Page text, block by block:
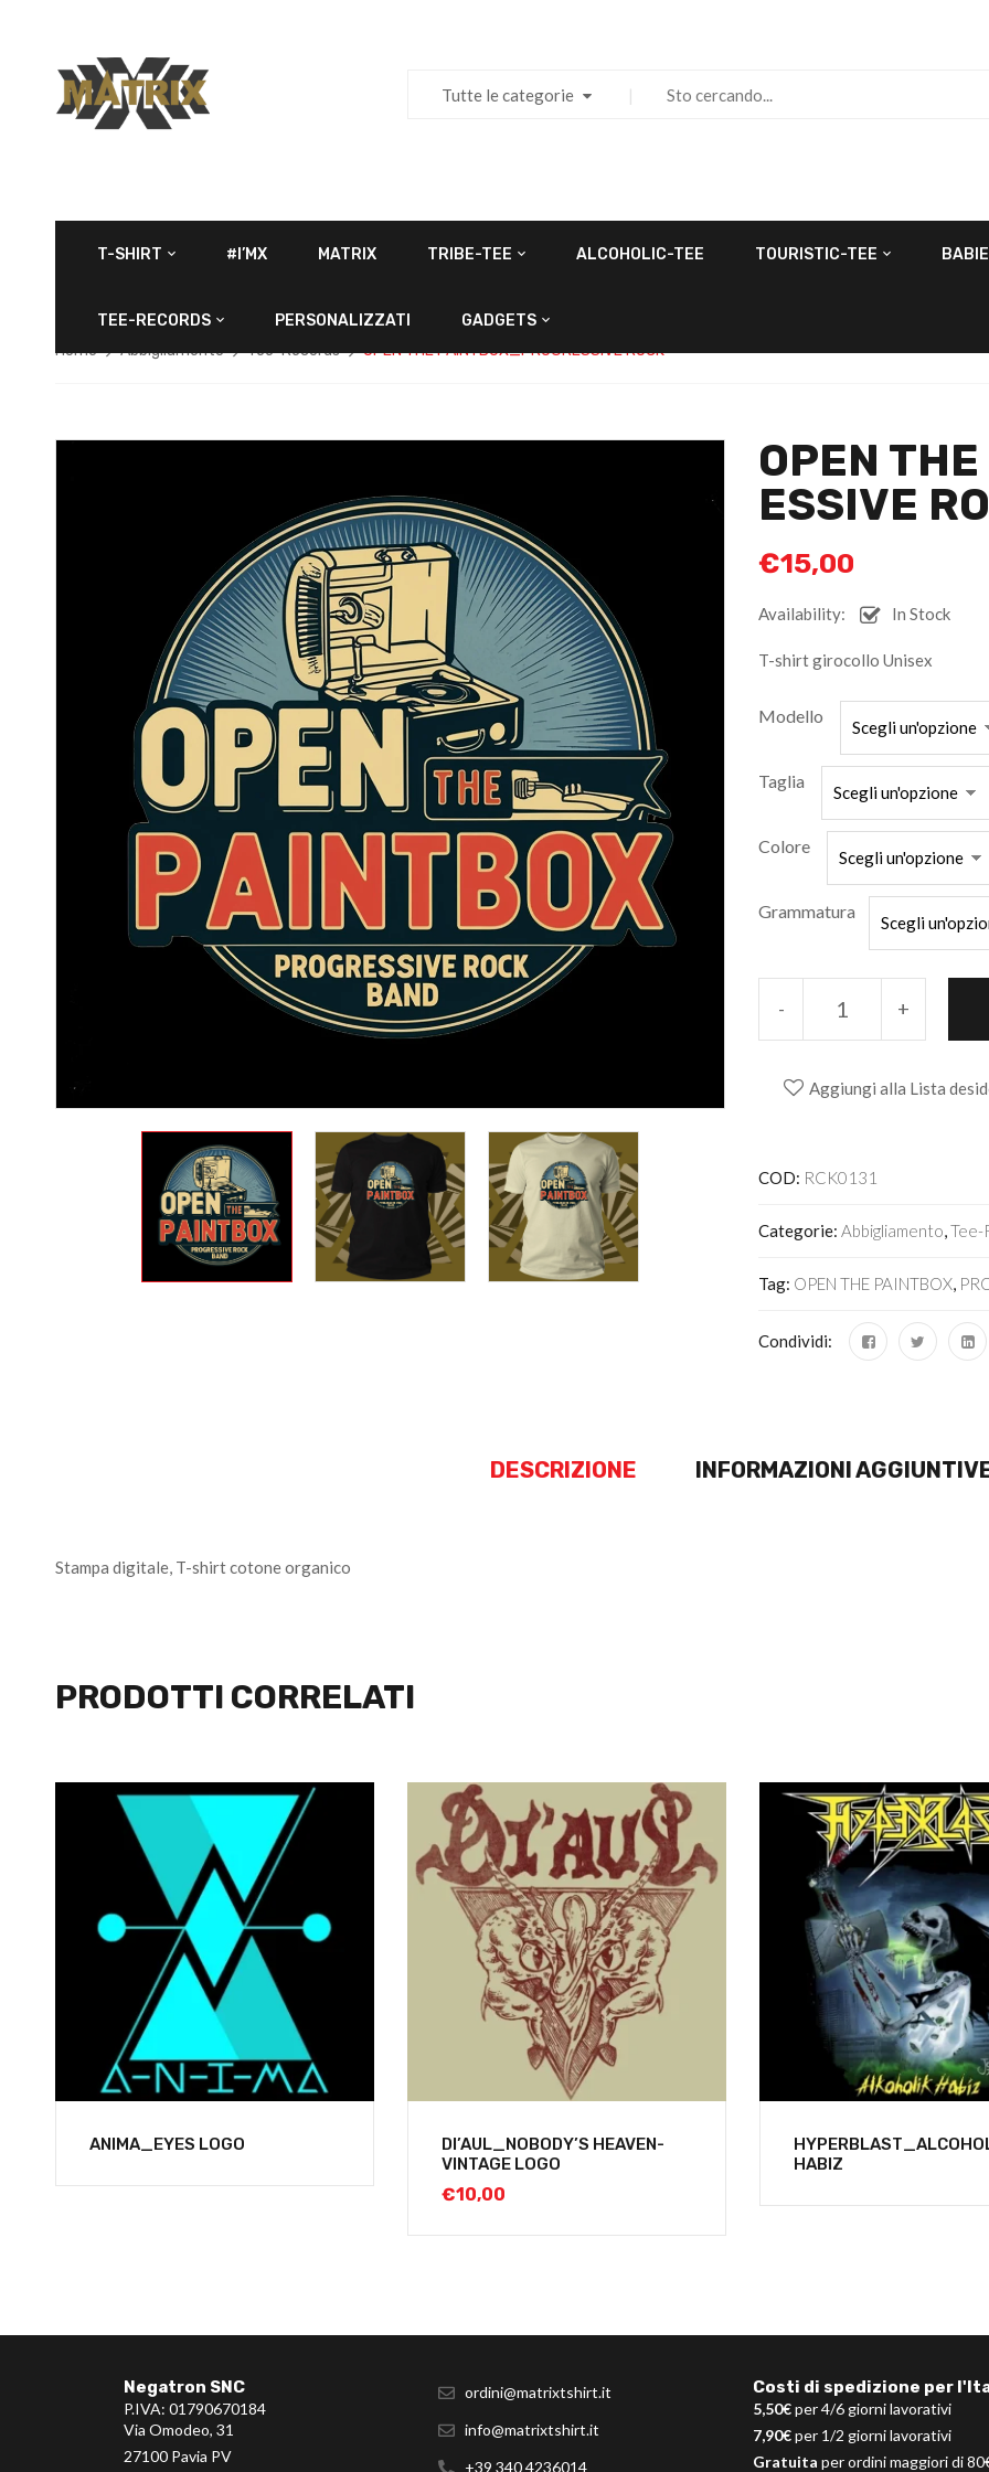
Tutte le categorie
T-SHIRT #I’MX MATRIX TRIBE-TEE ALCOHOLIC-TEE TOURISTIC-TEE
TEE-RECORDS PERSONALIZZATI
GADGETS
Home
Abbigliamento Tee-Records OPEN THE PAINTBOX_PROGRESSIVE ROCK
OPEN
ESSIVE
€15,00
Availability: In Stock
T-shirt girocollo Unisex
Modello
Taglia
Colore
Grammatura
+
-
Aggiungi alla Lista
COD: RCK0131
Categorie: Abbigliamento,Tee-
Tag: OPEN THE PAINTBOX,
Condividi:
DESCRIZIONE INFORMAZIONI
Stampa digitale, T-shirt cotone organico
PRODOTTI CORRELATI
ANIMA_EYES LOGO
DI’AUL_NOBODY’S HEAVEN-
VINTAGE LOGO
€10,00
HABIZ
Negatron SNC
P.IVA: 01790670184
Via Omodeo, 31
27100 Pavia PV
ordini@matrixtshirt.it
info@matrixtshirt.it
+39 340 4236014
Costi di spedizione per
5,50€per 4/6 giorni lavorativi
7,90€per 1/2 giorni lavorativi
Gratuita per ordini maggiori di